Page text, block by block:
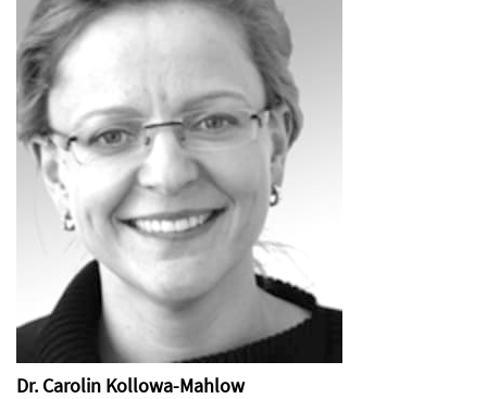
Dr. Carolin Kollowa-Mahlow